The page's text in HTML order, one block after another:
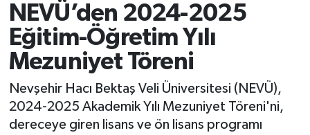
NEVÜ’den 2024-2025
Eğitim-Öğretim Yılı
Mezuniyet Töreni
Nevşehir Hacı Bektaş Veli Üniversitesi (NEVÜ),
2024-2025 Akademik Yılı Mezuniyet Töreni'ni,
dereceye giren lisans ve ön lisans programı
Tüm Manşetler
Son Dakika Haberleri
Haber Arşivi